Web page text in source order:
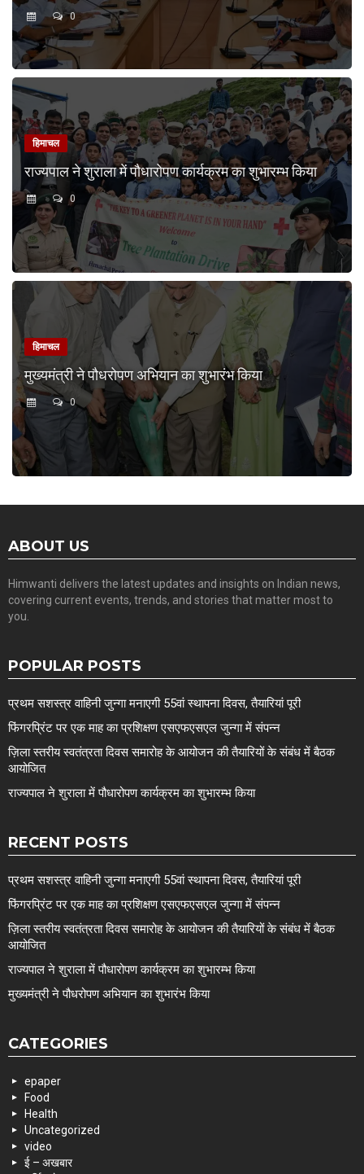
0
हिमाचल
राज्यपाल ने शुराला में पौधारोपण कार्यक्रम का शुभारम्भ किया
0
हिमाचल
मुख्यमंत्री ने पौधरोपण अभियान का शुभारंभ किया
0
ABOUT US
Himwanti delivers the latest updates and insights on Indian news,
covering current events, trends, and stories that matter most to
you.
POPULAR POSTS
प्रथम सशस्त्र वाहिनी जुन्गा मनाएगी 55वां स्थापना दिवस, तैयारियां पूरी
फिंगरप्रिंट पर एक माह का प्रशिक्षण एसएफएसएल जुन्गा में संपन्न
ज़िला स्तरीय स्वतंत्रता दिवस समारोह के आयोजन की तैयारियों के संबंध में बैठक
आयोजित
राज्यपाल ने शुराला में पौधारोपण कार्यक्रम का शुभारम्भ किया
RECENT POSTS
प्रथम सशस्त्र वाहिनी जुन्गा मनाएगी 55वां स्थापना दिवस, तैयारियां पूरी
फिंगरप्रिंट पर एक माह का प्रशिक्षण एसएफएसएल जुन्गा में संपन्न
ज़िला स्तरीय स्वतंत्रता दिवस समारोह के आयोजन की तैयारियों के संबंध में बैठक
आयोजित
राज्यपाल ने शुराला में पौधारोपण कार्यक्रम का शुभारम्भ किया
मुख्यमंत्री ने पौधरोपण अभियान का शुभारंभ किया
CATEGORIES
epaper
Food
Health
Uncategorized
video
ई – अखबार